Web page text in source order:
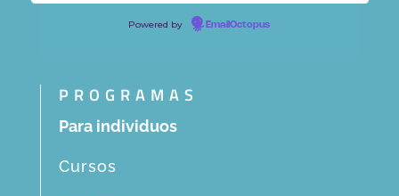
Powered by EmailOctopus
PROGRAMAS
Para individuos
Cursos